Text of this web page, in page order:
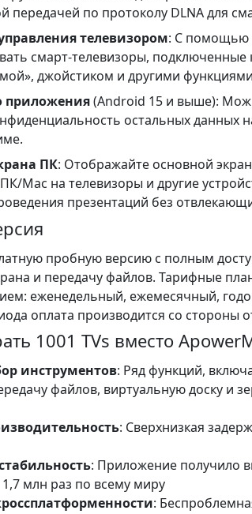
передачей по протоколу DLNA для
телевизором: С помощью
смарт-телевизоры, подключенные
джойстиком и другими
приложения(Android 15 и выше):
остальных данных
ПК: Отображайте основной
Mac на телевизоры и другие
презентаций без
пробную версию с полным
и передачу файлов. Тарифные
еженедельный, ежемесячный,
оплата производится со стороны
1001 TVs вместо
инструментов: Ряд функций,
файлов, виртуальную доску и
: Сверхнизкая
: Приложение получило
млн раз по всему миру
: